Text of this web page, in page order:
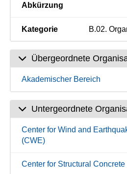
Abkürzung
Kategorie B.02.
Übergeordnete
Akademischer Bereich
Untergeordnete
Center for Wind and
(CWE)
Center for Structural